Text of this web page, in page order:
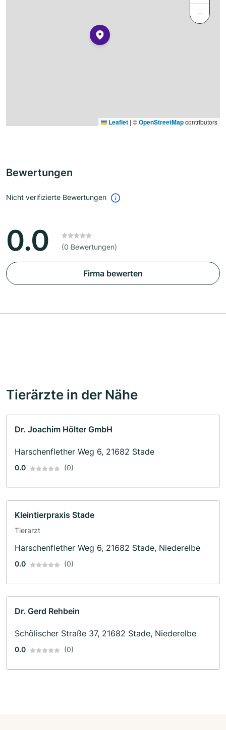
−
Leaflet | ©OpenStreetMapcontributors
Bewertungen
Nicht verifizierte Bewertungen
0.0 (0 Bewertungen)
Firma bewerten
Tierärzte in der Nähe
Dr. Joachim Hölter GmbH
Harschenflether Weg 6, 21682 Stade
0.0 (0)
Kleintierpraxis Stade
Tierarzt
Harschenflether Weg 6, 21682 Stade, Niederelbe
0.0 (0)
Dr. Gerd Rehbein
Schölischer Straße 37, 21682 Stade, Niederelbe
0.0 (0)